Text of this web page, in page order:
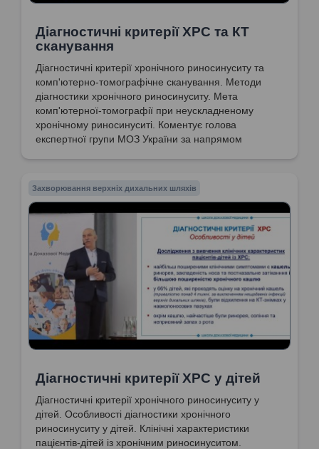
Діагностичні критерії ХРС та КТ
сканування
Діагностичні критерії хронічного риносинуситу та
комп'ютерно-томографічне сканування. Методи
діагностики хронічного риносинуситу. Мета
комп'ютерної-томографії при неускладненому
хронічному риносинуситі. Коментує голова
експертної групи МОЗ України за напрямом
Захворювання верхніх дихальних шляхів
Діагностичні критерії ХРС у дітей
Діагностичні критерії хронічного риносинуситу у
дітей. Особливості діагностики хронічного
риносинуситу у дітей. Клінічні характеристики
пацієнтів-дітей із хронічним риносинуситом.